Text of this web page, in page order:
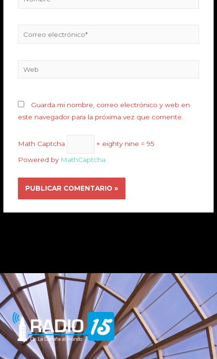
Guarda mi nombre, correo electrónico y web en
este navegador para la próxima vez que comente.
Math Captcha + eighty nine = 95
Powered by MathCaptcha